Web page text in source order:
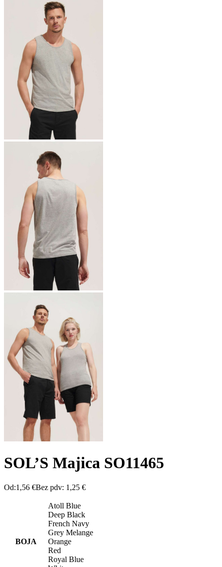
SOL’S Majica SO11465
Od:1,56 €Bez pdv: 1,25 €
BOJA
Atoll Blue
Deep Black
French Navy
Grey Melange
Orange
Red
Royal Blue